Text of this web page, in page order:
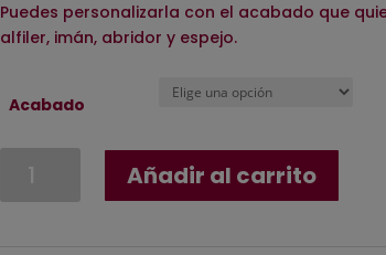
Puedes personalizarla con el acabado que
alfiler, imán, abridor y espejo.
Acabado
Añadir al carrito